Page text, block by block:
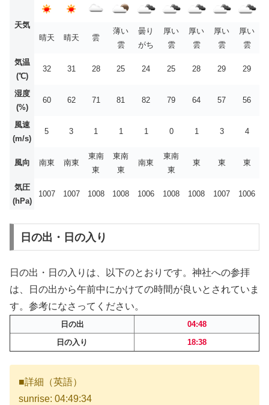
天気
晴天
晴天 雲
薄い
雲
曇り
がち
厚い
雲
厚い
雲
厚い
雲
厚い
雲
気温
(℃)
32 31 28 25 24 25 28 29 29
湿度
(%)
60 62 71 81 82 79 64 57 56
風速
(m/s)
5 3 1 1 1 0 1 3 4
風向 南東 南東
東南
東
東南
東
南東
東南
東
東 東 東
気圧
(hPa)
1007 1007 1008 1008 1006 1008 1008 1007 1006
日の出・日の入り
日の出・日の入りは、以下のとおりです。神社への参拝
は、日の出から午前中にかけての時間が良いとされていま
す。参考になさってください。
日の出
04:48
日の入り
18:38
■詳細（英語）
sunrise: 04:49:34